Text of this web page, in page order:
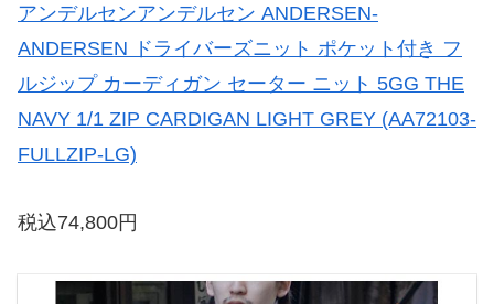
アンデルセンアンデルセン ANDERSEN-
ANDERSEN ドライバーズニット ポケット付き フ
ルジップ カーディガン セーター ニット 5GG THE
NAVY 1/1 ZIP CARDIGAN LIGHT GREY (AA72103-
FULLZIP-LG)
税込74,800円